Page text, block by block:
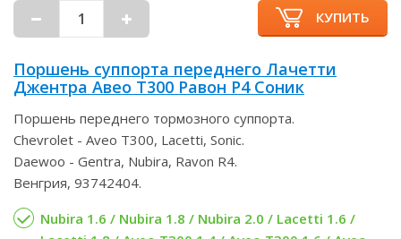
КУПИТЬ
Поршень суппорта переднего Лачетти
Джентра Авео Т300 Равон Р4 Соник
Поршень переднего тормозного суппорта.
Chevrolet - Aveo T300, Lacetti, Sonic.
Daewoo - Gentra, Nubira, Ravon R4.
Венгрия, 93742404.
Nubira 1.6 / Nubira 1.8 / Nubira 2.0 / Lacetti 1.6 /